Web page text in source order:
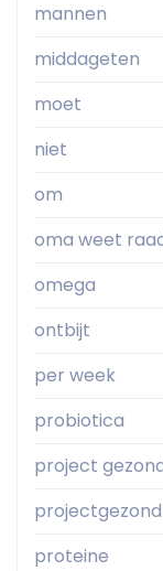
mannen
middageten
moet
niet
om
oma weet
omega
ontbijt
per week
probiotica
project
projectgezond
proteine